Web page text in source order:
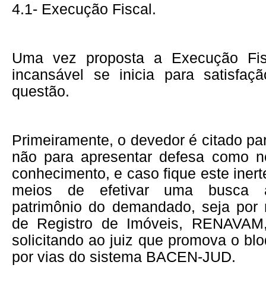
4.1- Execução Fiscal.
Uma vez proposta a Execução
incansável se inicia para
questão.
Primeiramente, o devedor é citado
não para apresentar defesa como
conhecimento, e caso fique este
meios de efetivar uma busca
patrimônio do demandado, seja por
de Registro de Imóveis,
solicitando ao juiz que promova o
por vias do sistema BACEN-JUD.